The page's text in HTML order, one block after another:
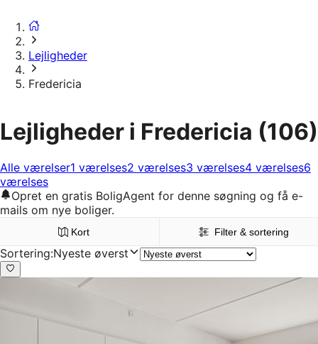
Lejligheder
Fredericia
Lejligheder i Fredericia (106)
Alle værelser1 værelses2 værelses3 værelses4 værelses6
værelses
Opret en gratis BoligAgent for denne søgning og få e-
mails om nye boliger.
Kort Filter & sortering
Sortering:Nyeste øverst